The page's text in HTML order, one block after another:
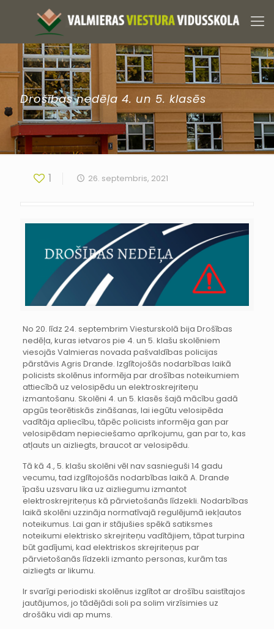
Drošības nedēļa 4. un 5. klasēs
1 26. septembris, 2021
No 20. līdz 24. septembrim Viesturskolā bija Drošības
nedēļa, kuras ietvaros pie 4. un 5. klašu skolēniem
viesojās Valmieras novada pašvaldības policijas
pārstāvis Agris Drande. Izglītojošās nodarbības laikā
policists skolēnus informēja par drošības noteikumiem
attiecībā uz velosipēdu un elektroskrejriteņu
izmantošanu. Skolēni 4. un 5. klasēs šajā mācību gadā
apgūs teorētiskās zināšanas, lai iegūtu velosipēda
vadītāja apliecību, tāpēc policists informēja gan par
velosipēdam nepieciešamo aprīkojumu, gan par to, kas
atļauts un aizliegts, braucot ar velosipēdu.
Tā kā 4., 5. klašu skolēni vēl nav sasnieguši 14 gadu
vecumu, tad izglītojošās nodarbības laikā A. Drande
īpašu uzsvaru lika uz aizliegumu izmantot
elektroskrejriteņus kā pārvietošanās līdzekli. Nodarbības
laikā skolēni uzzināja normatīvajā regulējumā iekļautos
noteikumus. Lai gan ir stājušies spēkā satiksmes
noteikumi elektrisko skrejriteņu vadītājiem, tāpat turpina
būt gadījumi, kad elektriskos skrejriteņus par
pārvietošanās līdzekli izmanto personas, kurām tas
aizliegts ar likumu.
Ir svarīgi periodiski skolēnus izglītot ar drošību saistītajos
jautājumos, jo tādējādi soli pa solim virzīsimies uz
drošāku vidi ap mums.